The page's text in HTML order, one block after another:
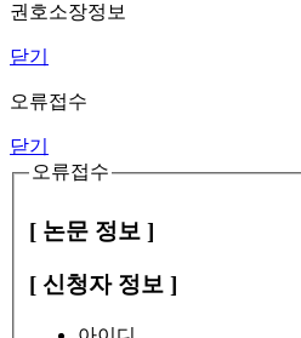
권호소장정보
닫기
오류접수
닫기
오류접수
[ 논문 정보 ]
[ 신청자 정보 ]